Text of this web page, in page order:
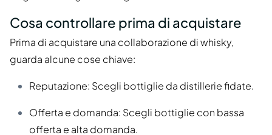
Cosa controllare prima di acquistare
Prima di acquistare una collaborazione di whisky,
guarda alcune cose chiave:
Reputazione: Scegli bottiglie da distillerie fidate.
Offerta e domanda: Scegli bottiglie con bassa
offerta e alta domanda.